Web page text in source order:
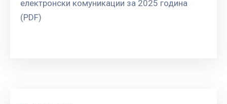
електронски комуникации за 2025 година
(PDF)